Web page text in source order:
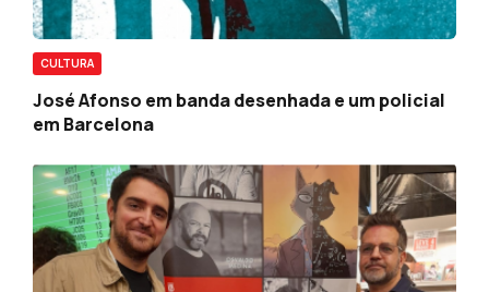
CULTURA
José Afonso em banda desenhada e um policial
em Barcelona